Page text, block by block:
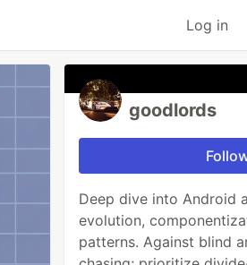
Log in
goodlords
Deep dive into Android
evolution,
patterns. Against blind